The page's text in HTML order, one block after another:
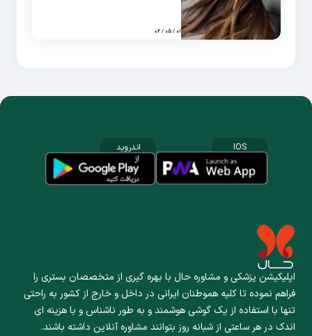
۰۱ / ۰۵ / ۰۲
اپلیکیشن پزشکی و مشاوره حال با بهره گیری از متخصصان بستری را
فراهم نموده تا کلیه هموطنان ایرانی در داخل و خارج از کشور به راحتی
تنها با استفاده از یک گوشی هوشمند و به طور ناشناس و با هزینه ای
اندک در هر ساعتی از شبانه روز بتوانند مشاوره آنلاین داشته باشند.
IOS اندروید